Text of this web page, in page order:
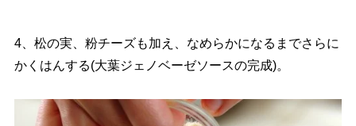
4、松の実、粉チーズも加え、なめらかになるまでさらに
かくはんする(大葉ジェノベーゼソースの完成)。